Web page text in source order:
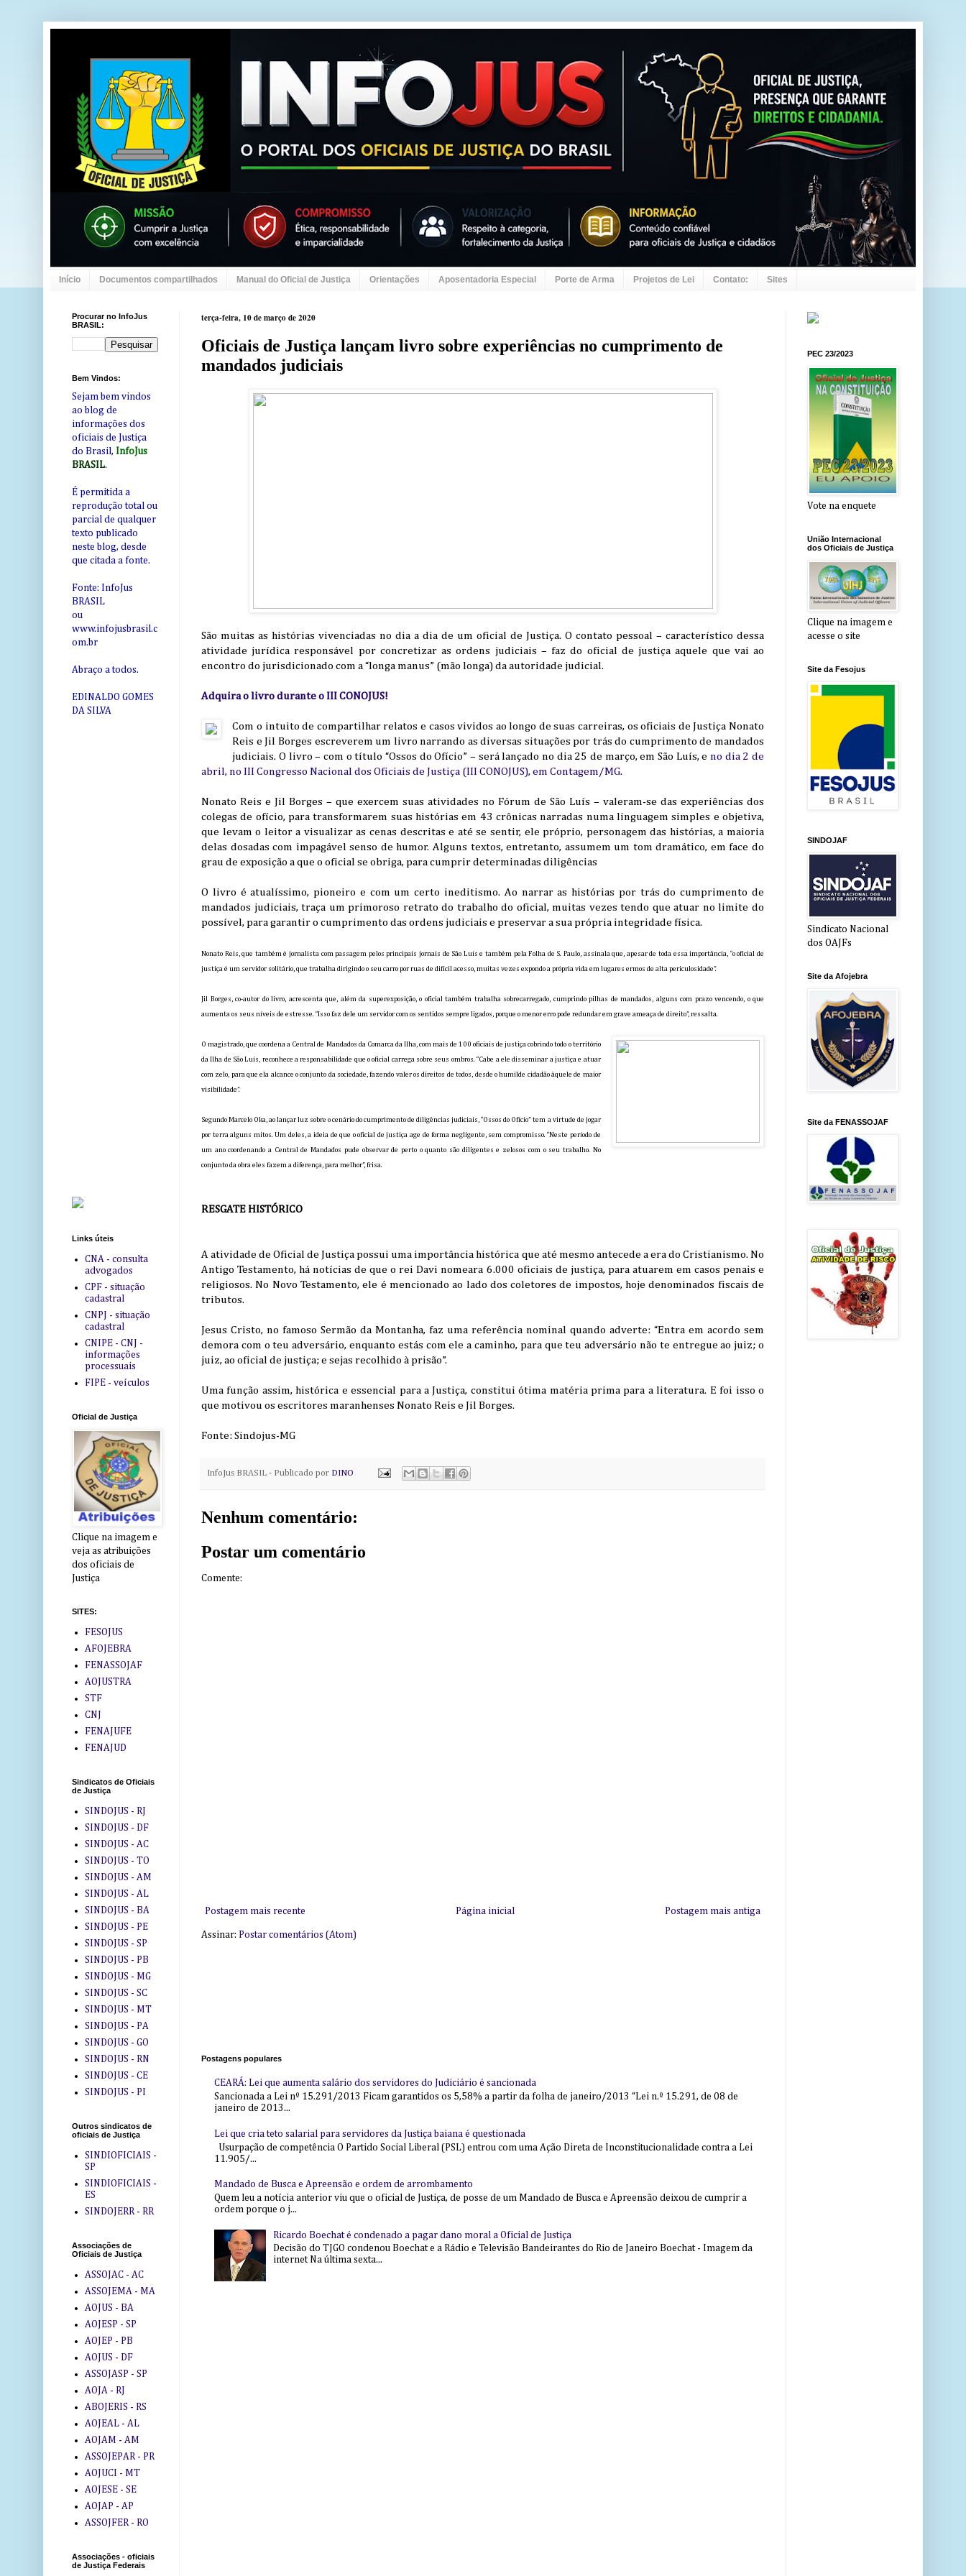
Início Documentos compartilhados Manual do Oficial de Justiça Orientações Aposentadoria Especial Porte de Arma Projetos de Lei Contato: Sites
terça-feira, 10 de março de 2020
Oficiais de Justiça lançam livro sobre experiências no cumprimento de
mandados judiciais
São muitas as histórias vivenciadas no dia a dia de um oficial de Justiça. O contato pessoal – característico dessa
atividade jurídica responsável por concretizar as ordens judiciais – faz do oficial de justiça aquele que vai ao
encontro do jurisdicionado com a “longa manus” (mão longa) da autoridade judicial.
Adquira o livro durante o III CONOJUS!
Com o intuito de compartilhar relatos e casos vividos ao longo de suas carreiras, os oficiais de Justiça Nonato
Reis e Jil Borges escreverem um livro narrando as diversas situações por trás do cumprimento de mandados
judiciais. O livro – com o título “Ossos do Ofício” – será lançado no dia 25 de março, em São Luís, e no dia 2 de
abril, no III Congresso Nacional dos Oficiais de Justiça (III CONOJUS), em Contagem/MG.
Nonato Reis e Jil Borges – que exercem suas atividades no Fórum de São Luís – valeram-se das experiências dos
colegas de ofício, para transformarem suas histórias em 43 crônicas narradas numa linguagem simples e objetiva,
que levam o leitor a visualizar as cenas descritas e até se sentir, ele próprio, personagem das histórias, a maioria
delas dosadas com impagável senso de humor. Alguns textos, entretanto, assumem um tom dramático, em face do
grau de exposição a que o oficial se obriga, para cumprir determinadas diligências
O livro é atualíssimo, pioneiro e com um certo ineditismo. Ao narrar as histórias por trás do cumprimento de
mandados judiciais, traça um primoroso retrato do trabalho do oficial, muitas vezes tendo que atuar no limite do
possível, para garantir o cumprimento das ordens judiciais e preservar a sua própria integridade física.
Nonato Reis, que também é jornalista com passagem pelos principais jornais de São Luís e também pela Folha de S. Paulo, assinala que, apesar de toda essa importância, “o oficial de
justiça é um servidor solitário, que trabalha dirigindo o seu carro por ruas de difícil acesso, muitas vezes expondo a própria vida em lugares ermos de alta periculosidade”.
Jil Borges, co-autor do livro, acrescenta que, além da superexposição, o oficial também trabalha sobrecarregado, cumprindo pilhas de mandados, alguns com prazo vencendo, o que
aumenta os seus níveis de estresse. “Isso faz dele um servidor com os sentidos sempre ligados, porque o menor erro pode redundar em grave ameaça de direito”, ressalta.
O magistrado, que coordena a Central de Mandados da Comarca da Ilha, com mais de 100 oficiais de justiça cobrindo todo o território
da Ilha de São Luís, reconhece a responsabilidade que o oficial carrega sobre seus ombros. “Cabe a ele disseminar a justiça e atuar
com zelo, para que ela alcance o conjunto da sociedade, fazendo valer os direitos de todos, desde o humilde cidadão àquele de maior
visibilidade”.
Segundo Marcelo Oka, ao lançar luz sobre o cenário do cumprimento de diligências judiciais, “Ossos do Ofício” tem a virtude de jogar
por terra alguns mitos. Um deles, a ideia de que o oficial de justiça age de forma negligente, sem compromisso. “Neste período de
um ano coordenando a Central de Mandados pude observar de perto o quanto são diligentes e zelosos com o seu trabalho. No
conjunto da obra eles fazem a diferença, para melhor”, frisa.
RESGATE HISTÓRICO
A atividade de Oficial de Justiça possui uma importância histórica que até mesmo antecede a era do Cristianismo. No
Antigo Testamento, há notícias de que o rei Davi nomeara 6.000 oficiais de justiça, para atuarem em casos penais e
religiosos. No Novo Testamento, ele é mencionado ao lado dos coletores de impostos, hoje denominados fiscais de
tributos.
Jesus Cristo, no famoso Sermão da Montanha, faz uma referência nominal quando adverte: “Entra em acordo sem
demora com o teu adversário, enquanto estás com ele a caminho, para que teu adversário não te entregue ao juiz; o
juiz, ao oficial de justiça; e sejas recolhido à prisão”.
Uma função assim, histórica e essencial para a Justiça, constitui ótima matéria prima para a literatura. E foi isso o
que motivou os escritores maranhenses Nonato Reis e Jil Borges.
Fonte: Sindojus-MG
InfoJus BRASIL - Publicado por DINO
Nenhum comentário:
Postar um comentário
Comente:
Postagem mais recente Postagem mais antiga
Página inicial
Assinar: Postar comentários (Atom)
Postagens populares
CEARÁ: Lei que aumenta salário dos servidores do Judiciário é sancionada
Sancionada a Lei nº 15.291/2013 Ficam garantidos os 5,58% a partir da folha de janeiro/2013 “Lei n.º 15.291, de 08 de
janeiro de 2013...
Lei que cria teto salarial para servidores da Justiça baiana é questionada
Usurpação de competência O Partido Social Liberal (PSL) entrou com uma Ação Direta de Inconstitucionalidade contra a Lei
11.905/...
Mandado de Busca e Apreensão e ordem de arrombamento
Quem leu a notícia anterior viu que o oficial de Justiça, de posse de um Mandado de Busca e Apreensão deixou de cumprir a
ordem porque o j...
Ricardo Boechat é condenado a pagar dano moral a Oficial de Justiça
Decisão do TJGO condenou Boechat e a Rádio e Televisão Bandeirantes do Rio de Janeiro Boechat - Imagem da
internet Na última sexta...
Procurar no InfoJus
BRASIL:
Bem Vindos:
Sejam bem vindos
ao blog de
informações dos
oficiais de Justiça
do Brasil, InfoJus
BRASIL.
É permitida a
reprodução total ou
parcial de qualquer
texto publicado
neste blog, desde
que citada a fonte.
Fonte: InfoJus
BRASIL
ou
www.infojusbrasil.c
om.br
Abraço a todos.
EDINALDO GOMES
DA SILVA
Links úteis
CNA - consulta
advogados
CPF - situação
cadastral
CNPJ - situação
cadastral
CNIPE - CNJ -
informações
processuais
FIPE - veículos
Oficial de Justiça
Clique na imagem e
veja as atribuições
dos oficiais de
Justiça
SITES:
FESOJUS
AFOJEBRA
FENASSOJAF
AOJUSTRA
STF
CNJ
FENAJUFE
FENAJUD
Sindicatos de Oficiais
de Justiça
SINDOJUS - RJ
SINDOJUS - DF
SINDOJUS - AC
SINDOJUS - TO
SINDOJUS - AM
SINDOJUS - AL
SINDOJUS - BA
SINDOJUS - PE
SINDOJUS - SP
SINDOJUS - PB
SINDOJUS - MG
SINDOJUS - SC
SINDOJUS - MT
SINDOJUS - PA
SINDOJUS - GO
SINDOJUS - RN
SINDOJUS - CE
SINDOJUS - PI
Outros sindicatos de
oficiais de Justiça
SINDIOFICIAIS -
SP
SINDIOFICIAIS -
ES
SINDOJERR - RR
Associações de
Oficiais de Justiça
ASSOJAC - AC
ASSOJEMA - MA
AOJUS - BA
AOJESP - SP
AOJEP - PB
AOJUS - DF
ASSOJASP - SP
AOJA - RJ
ABOJERIS - RS
AOJEAL - AL
AOJAM - AM
ASSOJEPAR - PR
AOJUCI - MT
AOJESE - SE
AOJAP - AP
ASSOJFER - RO
Associações - oficiais
de Justiça Federais
PEC 23/2023
Vote na enquete
União Internacional
dos Oficiais de Justiça
Clique na imagem e
acesse o site
Site da Fesojus
SINDOJAF
Sindicato Nacional
dos OAJFs
Site da Afojebra
Site da FENASSOJAF